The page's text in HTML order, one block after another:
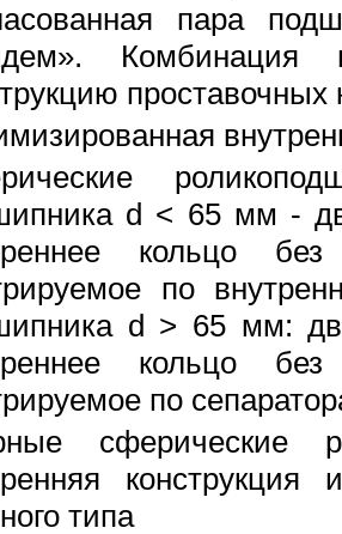
пара
проставочных
d < 65 мм -
кольцо
по
d > 65 мм:
кольцо
по
сферические
типа